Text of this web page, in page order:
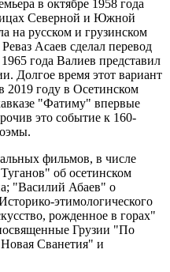
в октябре 1958 года
Северной и Южной
на русском и грузинском
Асаев сделал перевод
года Валиев представил
Долгое время этот вариант
2019 году в Осетинском
"Фатиму" впервые
это событие к 160-
фильмов, в числе
об осетинском
"Василий Абаев" о
этимологического
рожденное в горах"
Грузии "По
Сванетия" и